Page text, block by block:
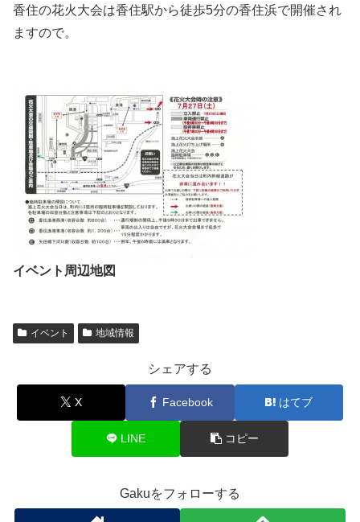
香住の花火大会は香住駅から徒歩5分の香住浜で開催され
ますので。
イベント周辺地図
イベント 地域情報
シェアする
X Facebook はてブ
LINE コピー
Gakuをフォローする